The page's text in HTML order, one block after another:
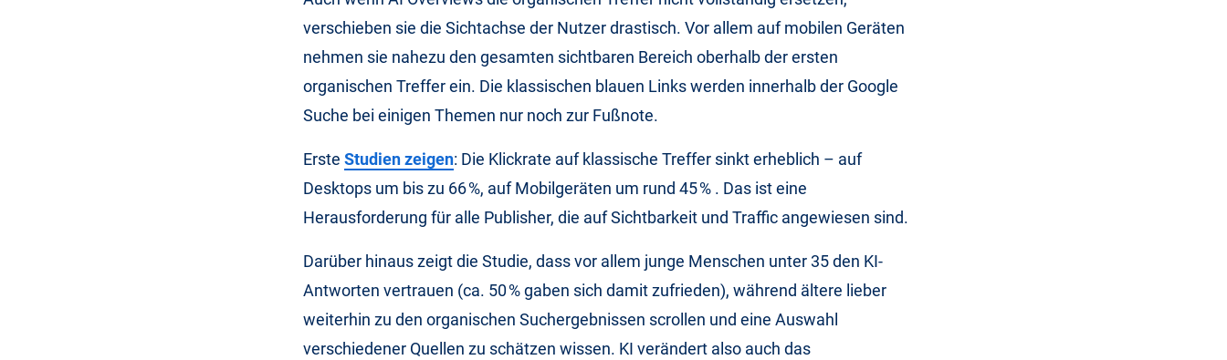
verschieben sie die Sichtachse der Nutzer drastisch. Vor allem auf mobilen Geräten
nehmen sie nahezu den gesamten sichtbaren Bereich oberhalb der ersten
organischen Treffer ein. Die klassischen blauen Links werden innerhalb der Google
Suche bei einigen Themen nur noch zur Fußnote.
Erste Studien zeigen: Die Klickrate auf klassische Treffer sinkt erheblich – auf
Desktops um bis zu 66 %, auf Mobilgeräten um rund 45 % . Das ist eine
Herausforderung für alle Publisher, die auf Sichtbarkeit und Traffic angewiesen sind.
Darüber hinaus zeigt die Studie, dass vor allem junge Menschen unter 35 den KI-
Antworten vertrauen (ca. 50 % gaben sich damit zufrieden), während ältere lieber
weiterhin zu den organischen Suchergebnissen scrollen und eine Auswahl
verschiedener Quellen zu schätzen wissen. KI verändert also auch das